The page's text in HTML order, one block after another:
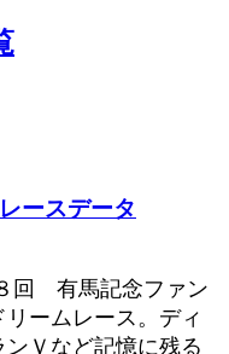
ースデータ
回 有馬記念ファン
ームレース。ディ
Ｖなど記憶に残る